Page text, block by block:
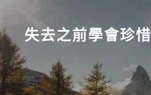
content
失去之前學會珍惜